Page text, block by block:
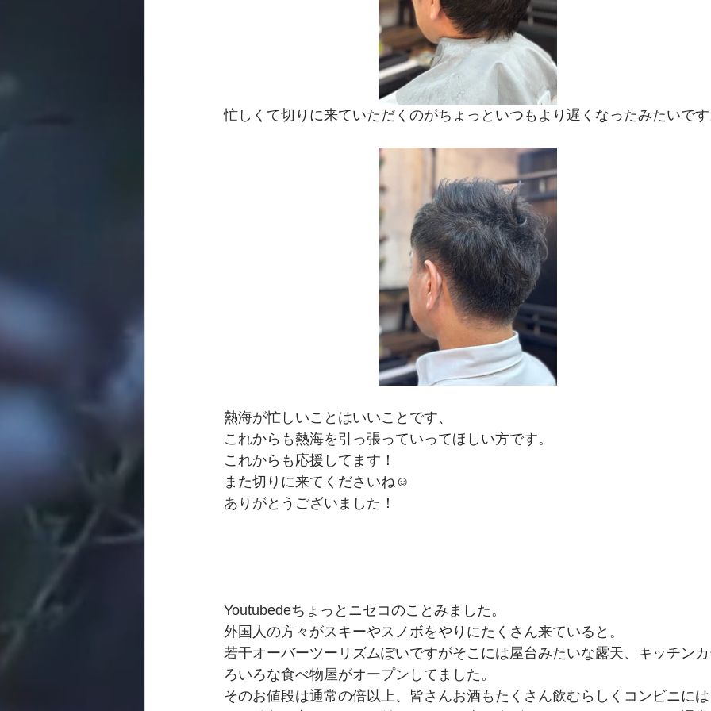
忙しくて切りに来ていただくのがちょっといつもより遅くなったみたいで
熱海が忙しいことはいいことです、
これからも熱海を引っ張っていってほしい方です。
これからも応援してます！
また切りに来てくださいね☺
ありがとうございました！
Youtubedeちょっとニセコのことみました。
外国人の方々がスキーやスノボをやりにたくさん来ていると。
若干オーバーツーリズムぽいですがそこには屋台みたいな露天、キッチン
ろいろな食べ物屋がオープンしてました。
そのお値段は通常の倍以上、皆さんお酒もたくさん飲むらしくコンビニに